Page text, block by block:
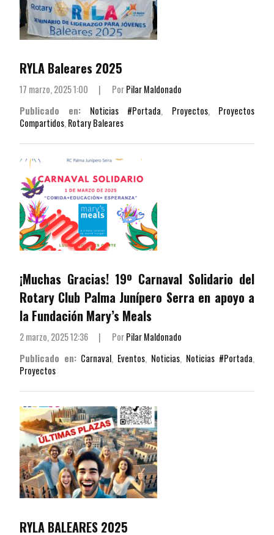
RYLA Baleares 2025
17 marzo, 2025 1:00 | PorPilar Maldonado
Publicado en:
Noticias #Portada, Proyectos, Proyectos
Compartidos, Rotary Baleares
¡Muchas Gracias! 19º Carnaval Solidario del
Rotary Club Palma Junípero Serra en apoyo a
la Fundación Mary’s Meals
2 marzo, 2025 12:36 | PorPilar Maldonado
Publicado en: Carnaval, Eventos, Noticias, Noticias #Portada,
Proyectos
RYLA BALEARES 2025